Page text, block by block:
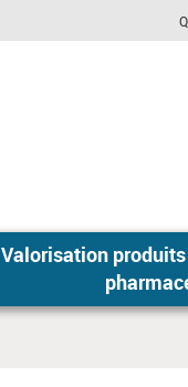
Valorisation produits de